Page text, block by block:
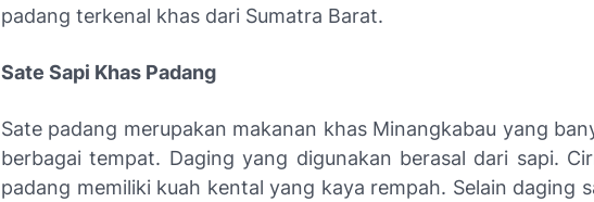
padang terkenal khas dari Sumatra Barat.
Sate Sapi Khas Padang
Sate padang merupakan makanan khas Minangkabau yang
berbagai tempat. Daging yang digunakan berasal dari sapi.
padang memiliki kuah kental yang kaya rempah. Selain daging